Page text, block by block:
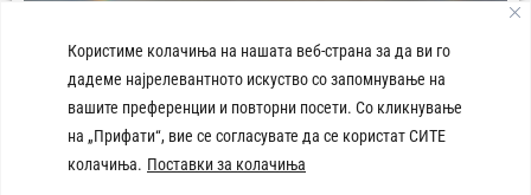
Користиме колачиња на нашата веб-страна за да ви го
дадеме најрелевантното искуство со запомнување на
вашите преференции и повторни посети. Со кликнување
на „Прифати“, вие се согласувате да се користат СИТЕ
колачиња. Поставки за колачиња